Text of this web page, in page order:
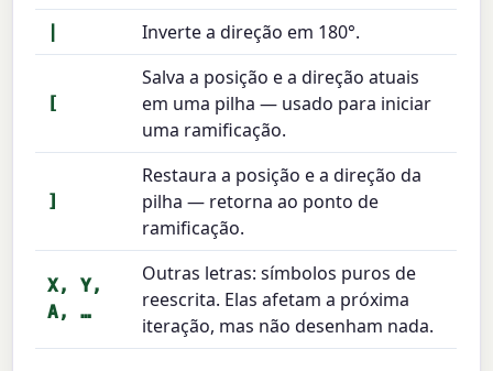
| Inverte a direção em 180°.
[
Salva a posição e a direção atuais
em uma pilha — usado para iniciar
uma ramificação.
]
Restaura a posição e a direção da
pilha — retorna ao ponto de
ramificação.
X, Y,
A, …
Outras letras: símbolos puros de
reescrita. Elas afetam a próxima
iteração, mas não desenham nada.